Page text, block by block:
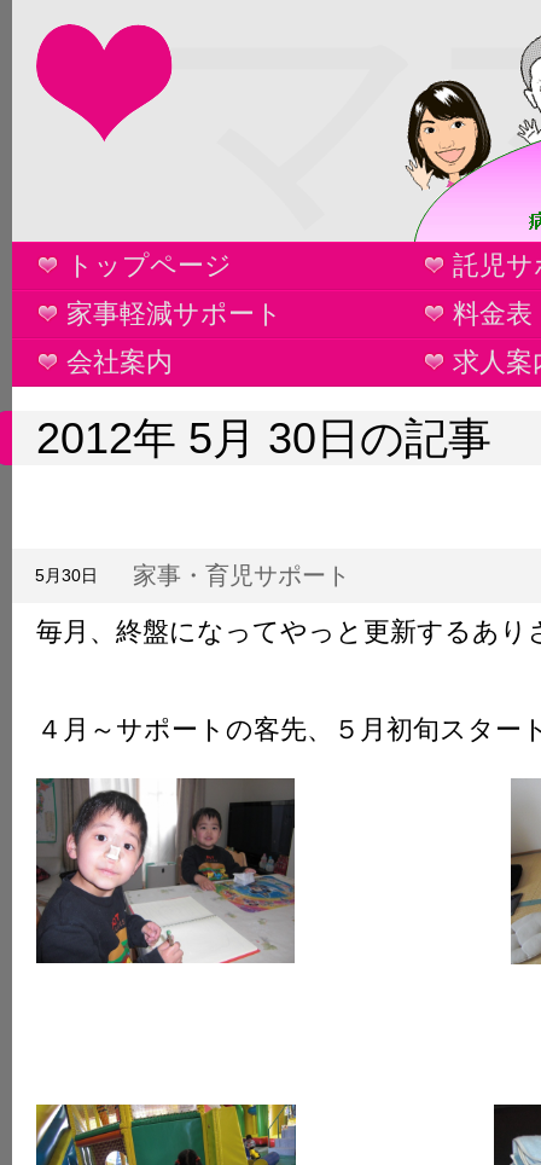
マ
トップページ
託児
家事軽減サポート
料金表
会社案内
求人案
2012年 5月 30日の記事
家事・育児サポート
5月30日
毎月、終盤になってやっと更新するあり
４月～サポートの客先、５月初旬スター